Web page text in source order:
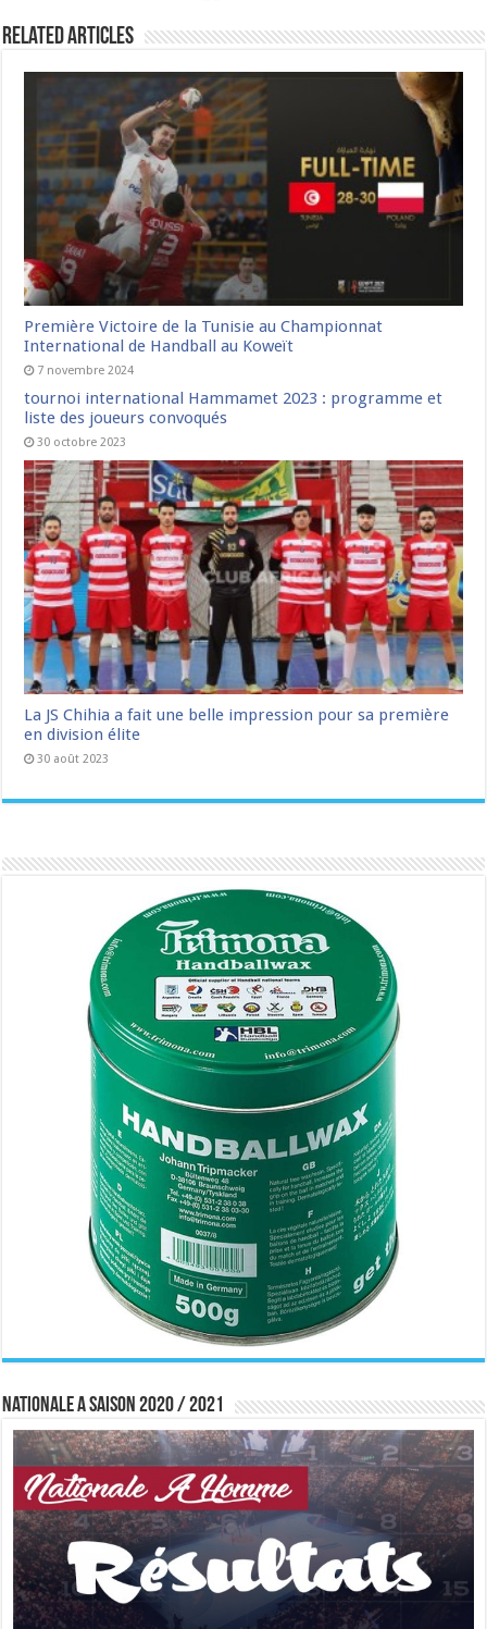
Related Articles
Première Victoire de la Tunisie au Championnat
International de Handball au Koweït
7 novembre 2024
tournoi international Hammamet 2023 : programme et
liste des joueurs convoqués
30 octobre 2023
La JS Chihia a fait une belle impression pour sa première
en division élite
30 août 2023
Nationale A saison 2020 / 2021